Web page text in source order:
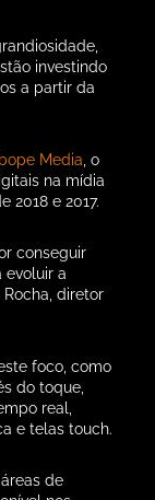
investindo
a partir da
Media , o
na mídia
2018 e 2017.
conseguir
evoluir a
diretor
foco, como
do toque,
real,
e telas touch.
de